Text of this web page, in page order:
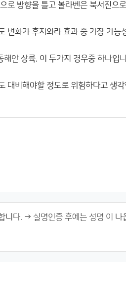
로 방향을 틀고 볼라벤은 북서진으
변화가 후지와라 효과 중 가장 가능
해안 상륙. 이 두가지 경우중 하나입
대비해야할 정도로 위험하다고 생각